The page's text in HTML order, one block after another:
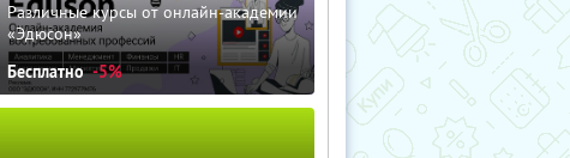
Различные курсы от онлайн-академии
«Эдюсон»
Бесплатно -5%